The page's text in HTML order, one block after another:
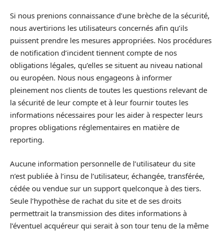
Si nous prenions connaissance d’une brèche de la sécurité,
nous avertirions les utilisateurs concernés afin qu’ils
puissent prendre les mesures appropriées. Nos procédures
de notification d’incident tiennent compte de nos
obligations légales, qu’elles se situent au niveau national
ou européen. Nous nous engageons à informer
pleinement nos clients de toutes les questions relevant de
la sécurité de leur compte et à leur fournir toutes les
informations nécessaires pour les aider à respecter leurs
propres obligations réglementaires en matière de
reporting.
Aucune information personnelle de l’utilisateur du site
n’est publiée à l’insu de l’utilisateur, échangée, transférée,
cédée ou vendue sur un support quelconque à des tiers.
Seule l’hypothèse de rachat du site et de ses droits
permettrait la transmission des dites informations à
l’éventuel acquéreur qui serait à son tour tenu de la même